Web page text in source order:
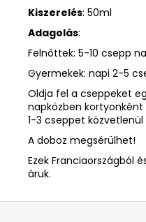
Kiszerelés: 50ml
Adagolás:
Felnőttek: 5-10 csepp
Gyermekek: napi 2-5
Oldja fel a cseppeket
napközben
1-3 cseppet közvetlenül
A doboz megsérülhet!
Ezek Franciaországból
áruk.
L